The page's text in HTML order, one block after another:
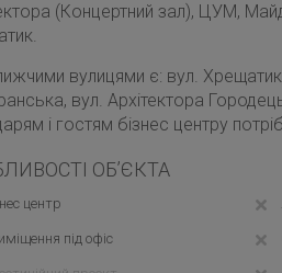
(Концертний зал), ЦУМ,
вулицями є: вул.
вул. Архітектора
і гостям бізнес центру
ОБ’ЄКТА
центр
під офіс